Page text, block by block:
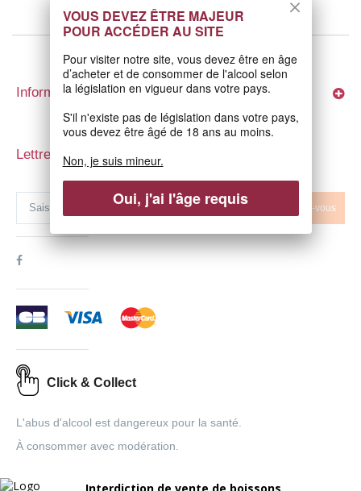
Informations
Lettre d'informations
Abonnez-vous
Click & Collect
L'abus d'alcool est dangereux pour la santé.
À consommer avec modération.
VOUS DEVEZ ÊTRE MAJEUR
POUR ACCÉDER AU SITE
Pour visiter notre site, vous devez être en âge
d’acheter et de consommer de l'alcool selon
la législation en vigueur dans votre pays.
S'il n'existe pas de législation dans votre pays,
vous devez être âgé de 18 ans au moins.
Non, je suis mineur.
Oui, j'ai l'âge requis